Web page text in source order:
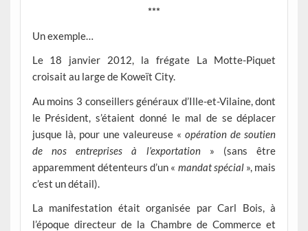
***
Un exemple…
Le 18 janvier 2012, la frégate La Motte-Piquet
croisait au large de Koweït City.
Au moins 3 conseillers généraux d’Ille-et-Vilaine, dont
le Président, s’étaient donné le mal de se déplacer
jusque là, pour une valeureuse «opération de soutien
de nos entreprises à l’exportation» (sans être
apparemment détenteurs d’un « mandat spécial», mais
c’est un détail).
La manifestation était organisée par Carl Bois, à
l’époque directeur de la Chambre de Commerce et